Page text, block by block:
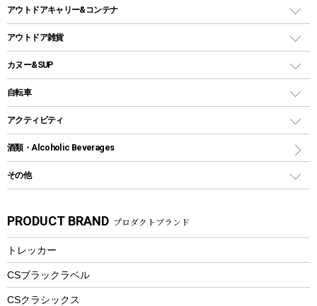
パラソル
テントアクセサリー
ペグ
グランドシート
ガイドロープ
ツール
キャンドル
パーティータイプグリル
鉄板、アミ
焚き火台&ストーブ
火起こし
バーベキューツール
クッカーセット
シェラカップ
クッキングツール
ナイフ
カトラリー
マグカップ、カップ
ステンレスボトル
フードボトル
コップ付きタイプ
ワンタッチタイプ
プラスチックボトル
ディズニーボトル
クーラーボックス
クーラーバッグ
ウォータージャグ
保冷剤
アウトドアキャリー&コンテナ
アウトドアキャリー
アウトドア雑貨
バックパック&バッグ
リュック、バックパック
トートバッグ、サコッシュ
ショッピングキャリー
その他アウトドア雑貨
スプレー関係
ツール、他
カヌー&SUP
インフレータブル
カヤック
パドル
ヘルメット
エアーポンプ
アクセサリー
自転車
折りたたみ自転車
スポーツサイクル
シティサイクル
自転車ウェア
アクティビティ
マリン
ラッシュガード
パラソル
フローティングベスト
ヘルメット
酒類・Alcoholic Beverages
その他
湯たんぽ
防災用品
PRODUCT BRAND プロダクトブランド
トレッカー
CSブラックラベル
CSクラシックス